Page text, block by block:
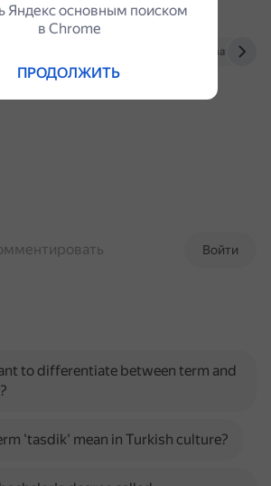
цепи.
Войти
to differentiate between term and
'tasdik' mean in Turkish culture?
Яндекс основным поиском
в Сhrome
ПРОДОЛЖИТЬ